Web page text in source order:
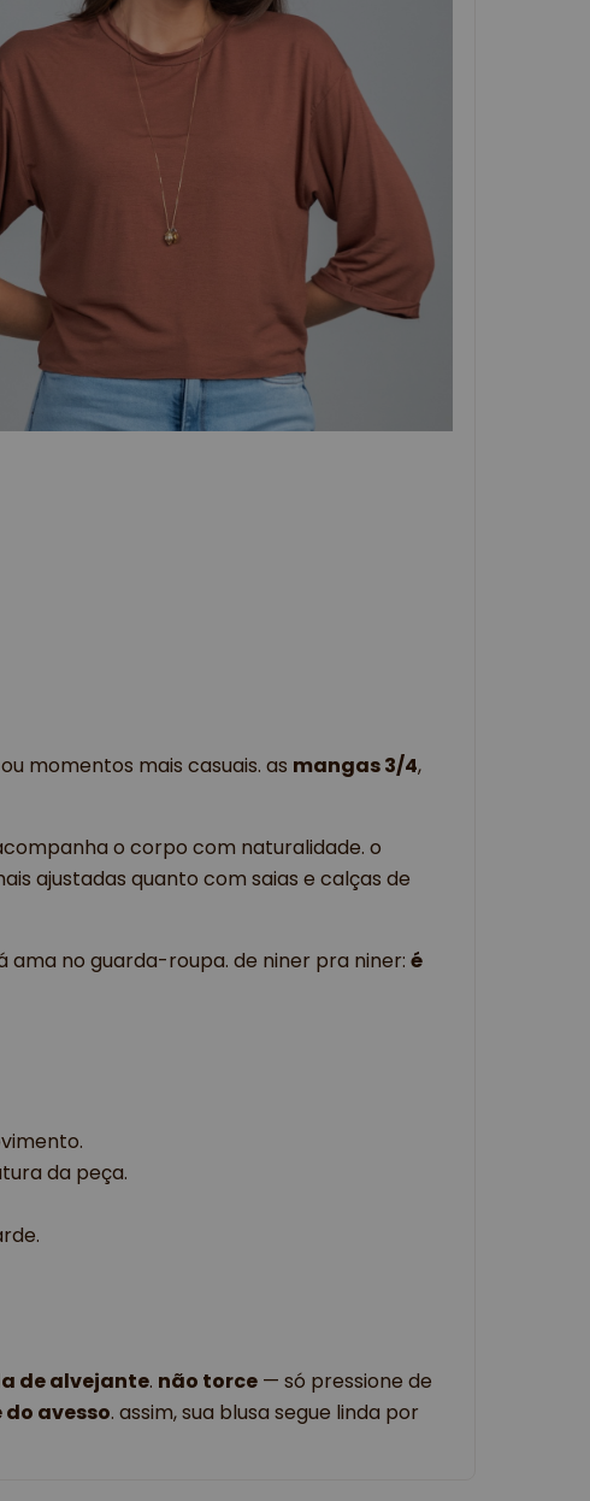
ou momentos mais casuais. as mangas 3/4,
o corpo com naturalidade. o
ajustadas quanto com saias e calças de
ama no guarda-roupa. de niner pra niner: é
da peça.
de alvejante. não torce — só pressione de
avesso. assim, sua blusa segue linda por